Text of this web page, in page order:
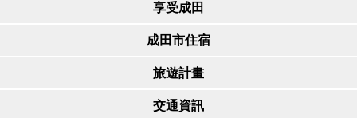
享受成田
成田市住宿
旅遊計畫
交通資訊